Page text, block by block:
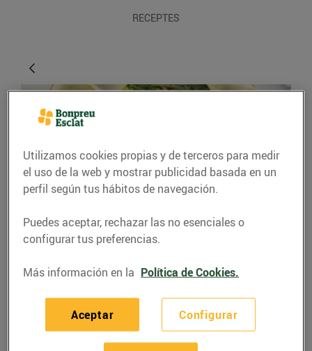
RECEPTES
RECETAS
02/septiembre/2020
Ingredients (6 persones):
Utilizamos cookies propias y de terceros para medir
el uso de la web y mostrar publicidad basada en un
perfil según tus hábitos de navegación.
Puedes aceptar, rechazar las no esenciales o
configurar tus preferencias.
Más información en la Política de Cookies.
Configurar
Aceptar